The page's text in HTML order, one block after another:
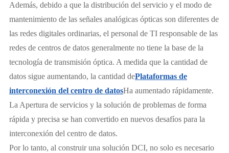
Además, debido a que la distribución del servicio y el modo de
mantenimiento de las señales analógicas ópticas son diferentes de
las redes digitales ordinarias, el personal de TI responsable de las
redes de centros de datos generalmente no tiene la base de la
tecnología de transmisión óptica. A medida que la cantidad de
datos sigue aumentando, la cantidad dePlataformas de
interconexión del centro de datosHa aumentado rápidamente.
La Apertura de servicios y la solución de problemas de forma
rápida y precisa se han convertido en nuevos desafíos para la
interconexión del centro de datos.
Por lo tanto, al construir una solución DCI, no solo es necesario